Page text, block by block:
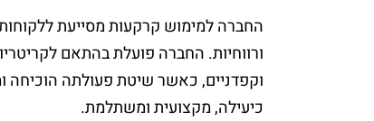
החברה למימוש קרקעות מסייעת
ורווחיות. החברה פועלת בהתאם
וקפדניים, כאשר שיטת פעולתה
כיעילה, מקצועית ומשתלמת.